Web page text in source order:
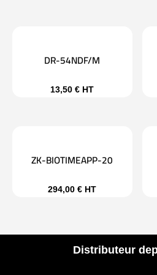
DR-54NDF/M
13,50€ HT
ZK-BIOTIMEAPP-20
294,00€ HT
Distributeur